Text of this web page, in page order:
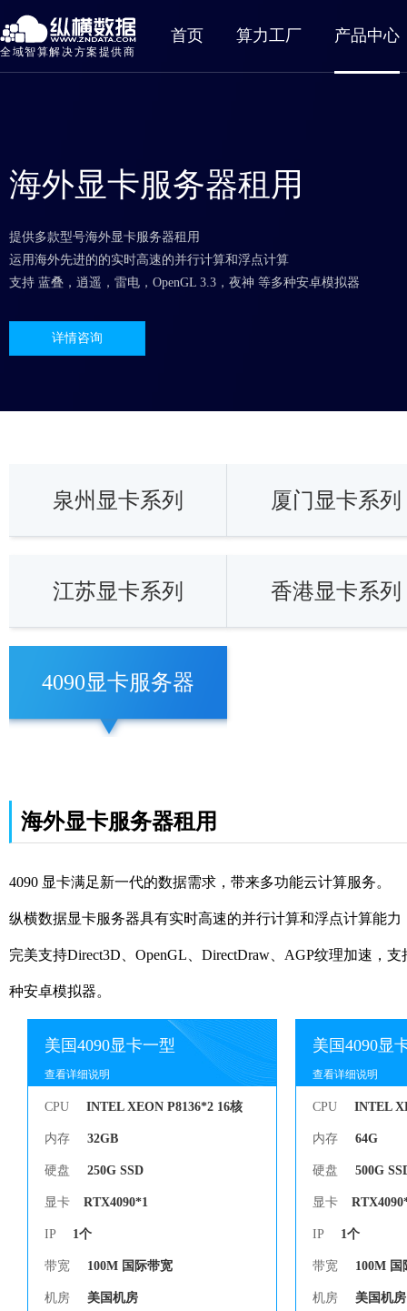
全域智算解决方案提供商
首页 算力工厂 产品中心
海外显卡服务器租用
提供多款型号海外显卡服务器租用
运用海外先进的的实时高速的并行计算和浮点计算
支持 蓝叠，逍遥，雷电，OpenGL 3.3，夜神 等多种安卓模拟器
详情咨询
泉州显卡系列 厦门显卡系列
江苏显卡系列 香港显卡系列
4090显卡服务器
海外显卡服务器租用
4090 显卡满足新一代的数据需求，带来多功能云计算服务。
纵横数据显卡服务器具有实时高速的并行计算和浮点计算能
完美支持Direct3D、OpenGL、DirectDraw、AGP纹理加速，
种安卓模拟器。
美国4090显卡一型
查看详细说明
CPU INTEL XEON P8136*2 16核
内存 32GB
硬盘 250G SSD
显卡 RTX4090*1
IP 1个
带宽 100M 国际带宽
机房 美国机房
美国4090显
查看详细说明
CPU INTEL
内存 64G
硬盘 500G
显卡
IP 1个
带宽 100M 国
机房 美国机房